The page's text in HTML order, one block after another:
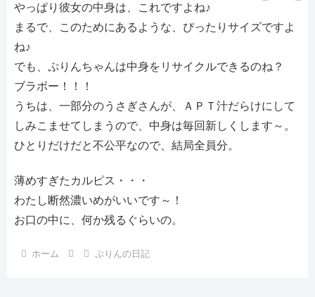
やっぱり彼女の中身は、これですよね♪
まるで、このためにあるような、ぴったりサイズですよ
ね♪
でも、ぷりんちゃんは中身をリサイクルできるのね？
ブラボー！！！
うちは、一部分のうさぎさんが、ＡＰＴ汁だらけにして
しみこませてしまうので、中身は毎回新しくします～。
ひとりだけだと不公平なので、結局全員分。
薄めすぎたカルピス・・・
わたし断然濃いめがいいです～！
お口の中に、何か残るぐらいの。
ホーム ぷりんの日記